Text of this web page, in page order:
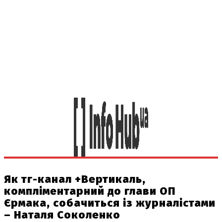
Як тг-канал +Вертикаль,
компліментарний до глави ОП
Єрмака, собачиться із журналістами
– Наталя Соколенко